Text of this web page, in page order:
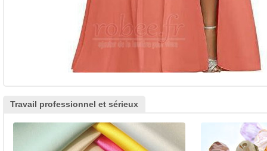
Travail professionnel et sérieux